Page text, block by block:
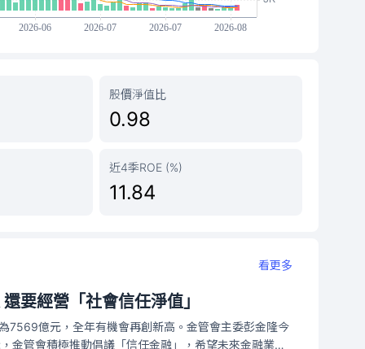
股價淨值比
0.98
近4季ROE (%)
11.84
看更多
要經營「社會信任淨值」
7569億元，全年有機會再創新高。金管會主委彭金隆今
金管會積極推動倡議「信任金融」，希望未來金融業在